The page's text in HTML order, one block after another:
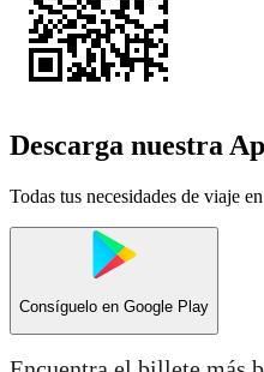
Descarga nuestra
Todas tus necesidades de viaje
Consíguelo en Google Play